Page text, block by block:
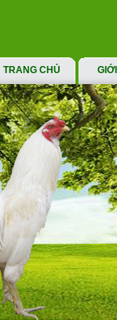
TRANG CHỦ